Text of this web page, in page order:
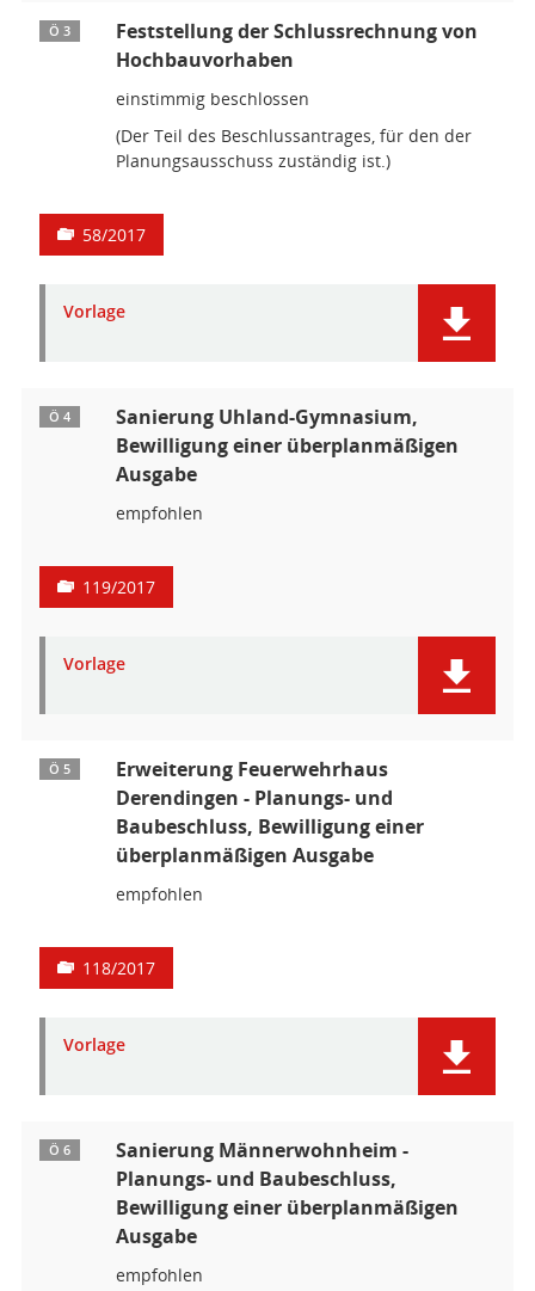
Ö 3
Feststellung der Schlussrechnung von
Hochbauvorhaben
einstimmig beschlossen
(Der Teil des Beschlussantrages, für den der
Planungsausschuss zuständig ist.)
58/2017
Vorlage
Ö 4
Sanierung Uhland-Gymnasium,
Bewilligung einer überplanmäßigen
Ausgabe
empfohlen
119/2017
Vorlage
Ö 5
Erweiterung Feuerwehrhaus
Derendingen - Planungs- und
Baubeschluss, Bewilligung einer
überplanmäßigen Ausgabe
empfohlen
118/2017
Vorlage
Ö 6
Sanierung Männerwohnheim -
Planungs- und Baubeschluss,
Bewilligung einer überplanmäßigen
Ausgabe
empfohlen